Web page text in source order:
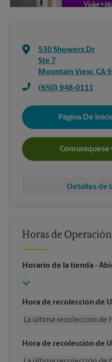
530 Showers Dr
Ste 7
Mountain View, CA
(650) 948-0111
Página De
Comuníquese
Detalles de
Horas de Operación
Horario de la tienda -
Hora de recolección de
La última recolección de
Miércoles
4:30 PM
Hora de recolección de